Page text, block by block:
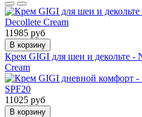
11985 руб
В корзину
Крем GIGI для шеи и декольте -
Cream
11025 руб
В корзину